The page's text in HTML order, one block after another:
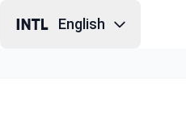
English